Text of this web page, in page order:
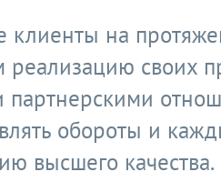
клиенты на
реализацию своих
обороты и
высшего качества.